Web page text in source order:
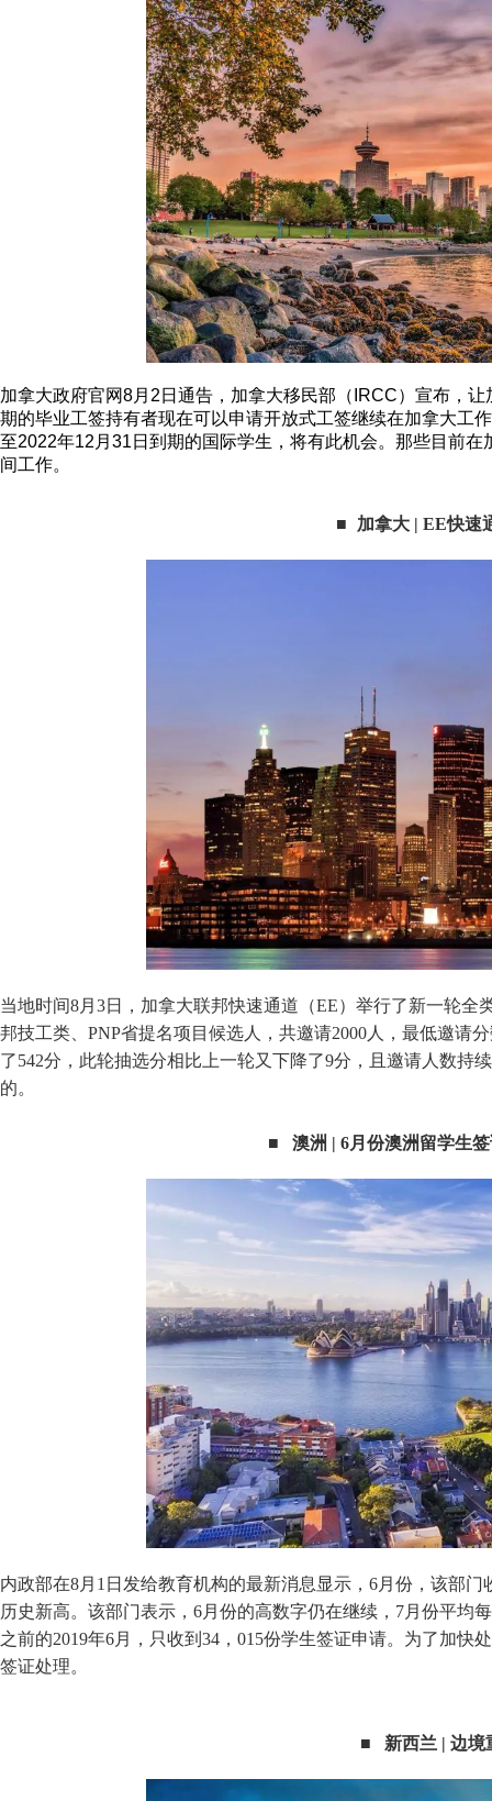
加拿大政府官网8月2日通告，加拿大移民部（IRCC）宣布，
期的毕业工签持有者现在可以申请开放式工签继续在加拿大工
至2022年12月31日到期的国际学生，将有此机会。那些目前
间工作。
■ 加拿大 | EE快速
当地时间8月3日，加拿大联邦快速通道（EE）举行了新一轮全
邦技工类、PNP省提名项目候选人，共邀请2000人，最低邀请
了542分，此轮抽选分相比上一轮又下降了9分，且邀请人数持
的。
■ 澳洲 | 6月份澳洲留学生
内政部在8月1日发给教育机构的最新消息显示，6月份，该部
历史新高。该部门表示，6月份的高数字仍在继续，7月份平均
之前的2019年6月，只收到34，015份学生签证申请。为了加
签证处理。
■ 新西兰 | 边境